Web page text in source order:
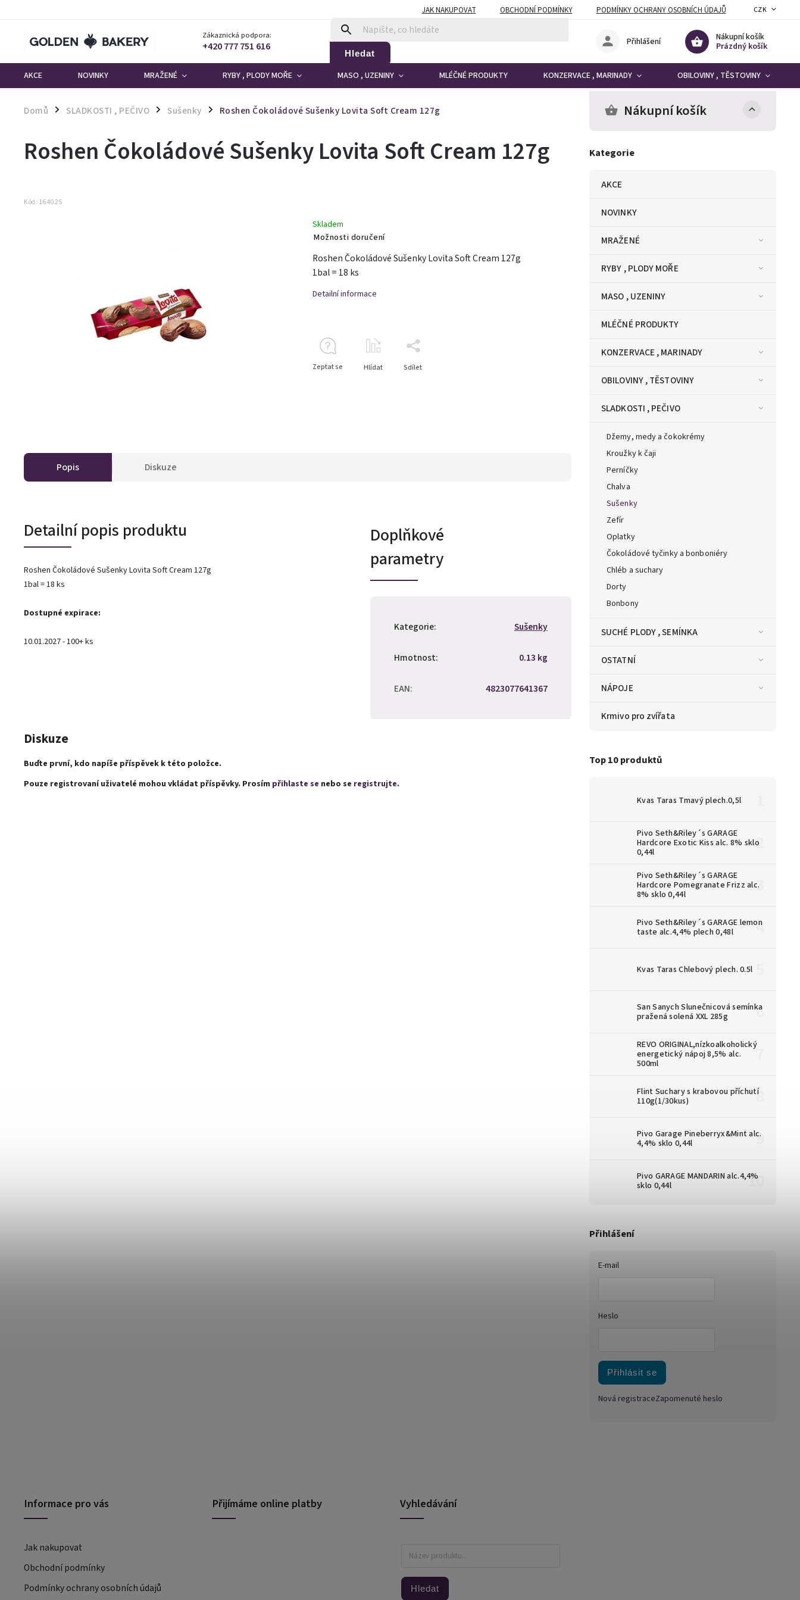
JAK NAKUPOVAT OBCHODNÍ PODMÍNKY PODMÍNKY OCHRANY OSOBNÍCH ÚDAJŮ CZK
Zákaznická podpora:
+420 777 751 616 Hledat
Nákupní košík
Prázdný košík
Přihlášení
AKCE NOVINKY MRAŽENÉ RYBY , PLODY MOŘE MASO , UZENINY MLÉČNÉ PRODUKTY KONZERVACE , MARINADY OBILOVINY , TĚSTOVINY
Domů / SLADKOSTI , PEČIVO / Sušenky / Roshen Čokoládové Sušenky Lovita Soft Cream 127g Nákupní košík
Kategorie
AKCE
NOVINKY
MRAŽENÉ
RYBY , PLODY MOŘE
MASO , UZENINY
MLÉČNÉ PRODUKTY
KONZERVACE , MARINADY
OBILOVINY , TĚSTOVINY
SLADKOSTI , PEČIVO
Džemy, medy a čokokrémy
Kroužky k čaji
Perníčky
Chalva
Sušenky
Zefír
Oplatky
Čokoládové tyčinky a bonboniéry
Chléb a suchary
Dorty
Bonbony
SUCHÉ PLODY , SEMÍNKA
OSTATNÍ
NÁPOJE
Krmivo pro zvířata
Top 10 produktů
Kvas Taras Tmavý plech.0,5l
Pivo Seth&Riley´s GARAGE
Hardcore Exotic Kiss alc. 8% sklo
0,44l
Pivo Seth&Riley´s GARAGE
Hardcore Pomegranate Frizz alc.
8% sklo 0,44l
Pivo Seth&Riley´s GARAGE lemon
taste alc.4,4% plech 0,48l
Kvas Taras Chlebový plech. 0.5l
San Sanych Slunečnicová semínka
pražená solená XXL 285g
REVO ORIGINAL,nízkoalkoholický
energetický nápoj 8,5% alc.
500ml
Flint Suchary s krabovou příchutí
110g(1/30kus)
Pivo Garage Pineberryx&Mint alc.
4,4% sklo 0,44l
Pivo GARAGE MANDARIN alc.4,4%
sklo 0,44l
Přihlášení
E-mail
Heslo
Přihlásit se
Nová registraceZapomenuté heslo
Roshen Čokoládové Sušenky Lovita Soft Cream 127g
Kód: 16402S
Skladem
Možnosti doručení
Roshen Čokoládové Sušenky Lovita Soft Cream 127g
1bal = 18 ks
Detailní informace
Zeptat se Hlídat Sdílet
Popis Diskuze
Detailní popis produktu
Roshen Čokoládové Sušenky Lovita Soft Cream 127g
1bal = 18 ks
Dostupné expirace:
10.01.2027 - 100+ ks
Doplňkové
parametry
Kategorie: Sušenky
Hmotnost: 0.13 kg
EAN: 4823077641367
Diskuze
Buďte první, kdo napíše příspěvek k této položce.
Pouze registrovaní uživatelé mohou vkládat příspěvky. Prosím přihlaste se nebo se registrujte.
Informace pro vás
Jak nakupovat
Obchodní podmínky
Podmínky ochrany osobních údajů
Přijímáme online platby Vyhledávání
Hledat